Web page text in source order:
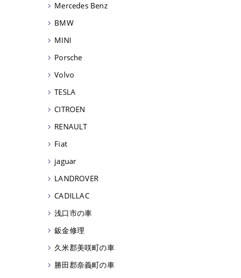
Mercedes Benz
BMW
MINI
Porsche
Volvo
TESLA
CITROEN
RENAULT
Fiat
jaguar
LANDROVER
CADILLAC
浅口市の車
鈑金修理
久米郡美咲町の車
勝田郡奈義町の車